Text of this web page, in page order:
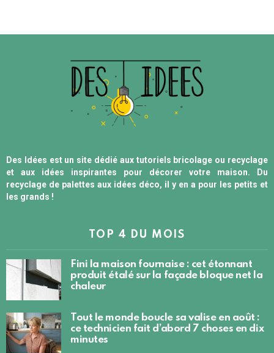
Des Idées est un site dédié aux tutoriels bricolage ou recyclage
et aux idées inspirantes pour décorer votre maison. Du
recyclage de palettes aux idées déco, il y en a pour les petits et
les grands !
TOP 4 DU MOIS
Fini la maison fournaise : cet étonnant
produit étalé sur la façade bloque net la
chaleur
Tout le monde boucle sa valise en août :
ce technicien fait d’abord 7 choses en dix
minutes